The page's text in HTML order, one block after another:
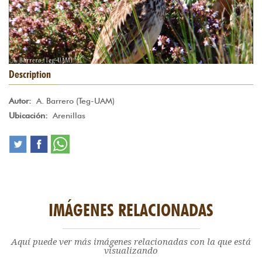
Description
Autor: A. Barrero (Teg-UAM)
Ubicación: Arenillas
IMÁGENES RELACIONADAS
Aquí puede ver más imágenes relacionadas con la que está
visualizando